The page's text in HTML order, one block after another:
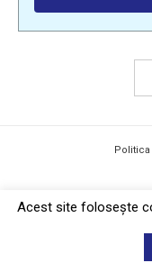
Acest site foloseşte